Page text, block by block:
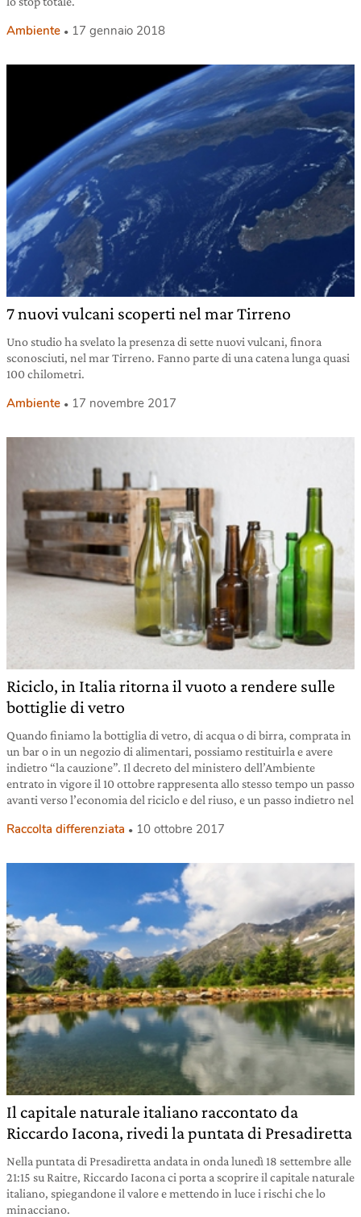
Ambiente 17 gennaio 2018
7 nuovi vulcani scoperti nel mar Tirreno
Uno studio ha svelato la presenza di sette nuovi vulcani, finora
sconosciuti, nel mar Tirreno. Fanno parte di una catena lunga quasi
100 chilometri.
Ambiente 17 novembre 2017
Riciclo, in Italia ritorna il vuoto a rendere sulle
bottiglie di vetro
Quando finiamo la bottiglia di vetro, di acqua o di birra, comprata in
un bar o in un negozio di alimentari, possiamo restituirla e avere
indietro “la cauzione”. Il decreto del ministero dell’Ambiente
entrato in vigore il 10 ottobre rappresenta allo stesso tempo un passo
avanti verso l’economia del riciclo e del riuso, e un passo indietro nel
Raccolta differenziata 10 ottobre 2017
Il capitale naturale italiano raccontato da
Riccardo Iacona, rivedi la puntata di Presadiretta
Nella puntata di Presadiretta andata in onda lunedì 18 settembre alle
21:15 su Raitre, Riccardo Iacona ci porta a scoprire il capitale naturale
italiano, spiegandone il valore e mettendo in luce i rischi che lo
minacciano.